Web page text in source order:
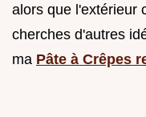
alors que l'extérieur
cherches d'autres
ma Pâte à Crêpes